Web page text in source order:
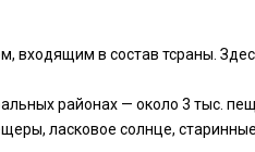
в состав тсраны.
районах — около 3 тыс.
ласковое солнце,